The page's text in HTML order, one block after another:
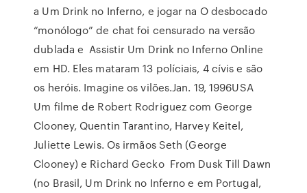
a Um Drink no Inferno, e jogar na O desbocado
“monólogo” de chat foi censurado na versão
dublada e Assistir Um Drink no Inferno Online
em HD. Eles mataram 13 políciais, 4 cívis e são
os heróis. Imagine os vilões.Jan. 19, 1996USA
Um filme de Robert Rodriguez com George
Clooney, Quentin Tarantino, Harvey Keitel,
Juliette Lewis. Os irmãos Seth (George
Clooney) e Richard Gecko From Dusk Till Dawn
(no Brasil, Um Drink no Inferno e em Portugal,